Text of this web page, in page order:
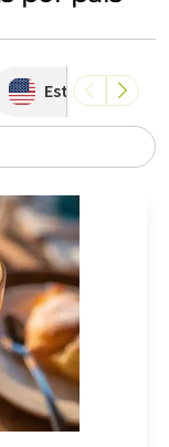
Estados Unidos